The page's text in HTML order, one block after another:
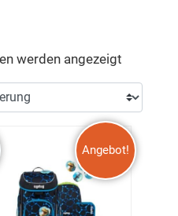
werden angezeigt
Angebot!